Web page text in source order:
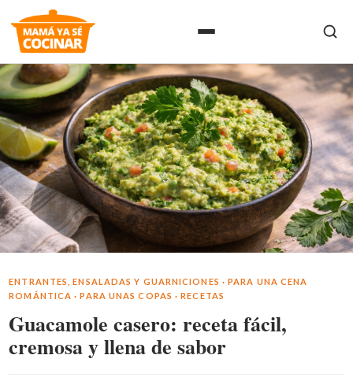
ENTRANTES, ENSALADAS Y GUARNICIONES ·PARA UNA CENA
ROMÁNTICA ·PARA UNAS COPAS ·RECETAS
Guacamole casero: receta fácil,
cremosa y llena de sabor